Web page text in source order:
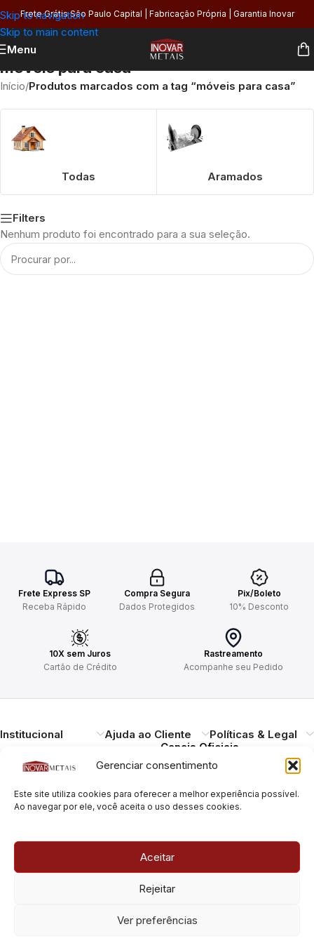
Gerenciar consentimento
Este site utiliza cookies para oferecer a melhor experiência possível.
Ao navegar por ele, você aceita o uso desses cookies.
Aceitar
Rejeitar
Ver preferências
Skip to navigation
Skip to main content
Frete Grátis São Paulo Capital | Fabricação Própria | Garantia Inovar
Menu
móveis para casa
Início/Produtos marcados com a tag “móveis para casa”
Todas Aramados
Filters
Nenhum produto foi encontrado para a sua seleção.
Frete Express SP
Receba Rápido
Compra Segura
Dados Protegidos
Pix/Boleto
10% Desconto
10X sem Juros
Cartão de Crédito
Rastreamento
Acompanhe seu Pedido
Institucional Ajuda ao Cliente Políticas & Legal
Entregando qualidade,
durabilidade e design.
Estamos à disposição.
São Paulo/SP – CEP: 05424-
São Paulo/SP – CEP: 05424-
Canais Oficiais
Pague com Segurança